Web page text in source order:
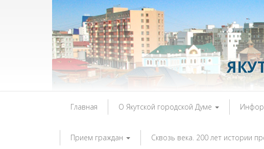
Главная О Якутской городской Думе
Прием граждан Сквозь века. 200 лет истории